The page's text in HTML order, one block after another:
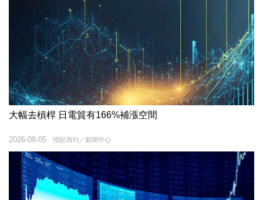
大幅去槓桿 日電貿有166%補漲空間
理財周刊／新聞中心
2026-08-05